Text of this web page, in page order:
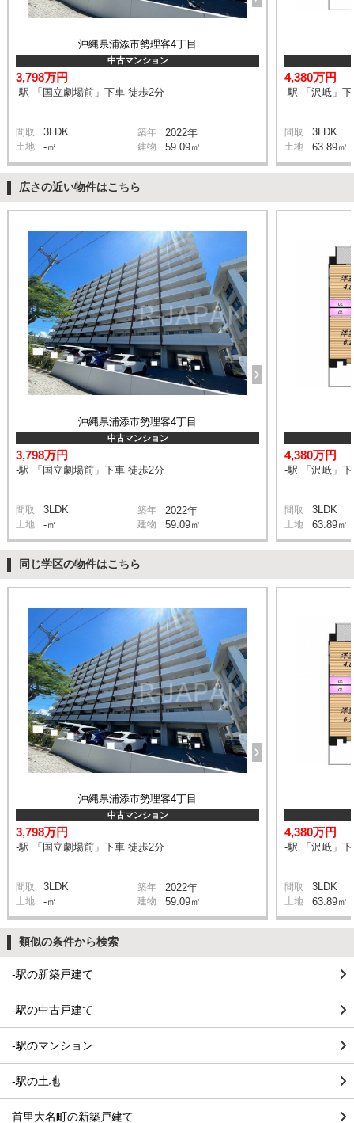
沖縄県浦添市勢理客4丁目
中古マンション
3,798万円
-駅 「国立劇場前」下車 徒歩2分
間取 3LDK 築年 2022年
土地 -㎡ 建物 59.09㎡
4,380万円
-駅 「沢岻」
間取 3LDK
土地 63.89㎡
広さの近い物件はこちら
沖縄県浦添市勢理客4丁目
中古マンション
3,798万円
-駅 「国立劇場前」下車 徒歩2分
間取 3LDK 築年 2022年
土地 -㎡ 建物 59.09㎡
4,380万円
-駅 「沢岻」
間取 3LDK
土地 63.89㎡
同じ学区の物件はこちら
沖縄県浦添市勢理客4丁目
中古マンション
3,798万円
-駅 「国立劇場前」下車 徒歩2分
間取 3LDK 築年 2022年
土地 -㎡ 建物 59.09㎡
4,380万円
-駅 「沢岻」
間取 3LDK
土地 63.89㎡
類似の条件から検索
-駅の新築戸建て
-駅の中古戸建て
-駅のマンション
-駅の土地
首里大名町の新築戸建て